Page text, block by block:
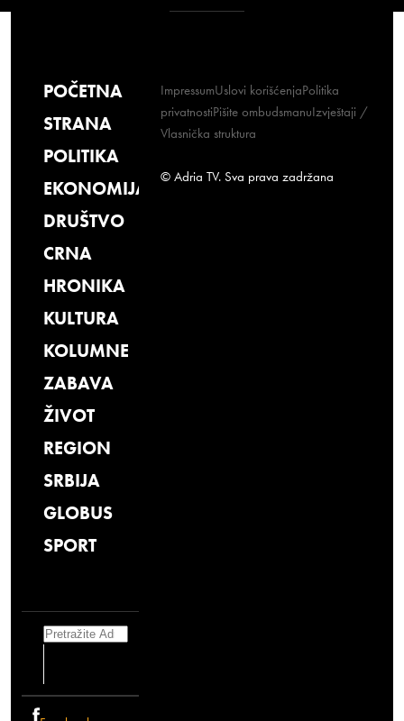
POČETNA
STRANA
POLITIKA
EKONOMIJA
DRUŠTVO
CRNA
HRONIKA
KULTURA
KOLUMNE
ZABAVA
ŽIVOT
REGION
SRBIJA
GLOBUS
SPORT
Search
ImpressumUslovi korišćenjaPolitika
privatnostiPišite ombudsmanuIzvještaji /
Vlasnička struktura
© Adria TV. Sva prava zadržana